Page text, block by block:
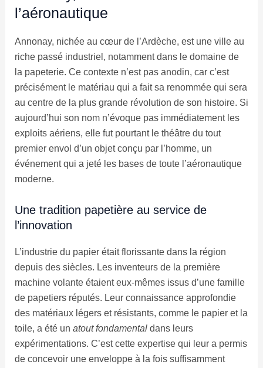
l’aéronautique
Annonay, nichée au cœur de l’Ardèche, est une ville au
riche passé industriel, notamment dans le domaine de
la papeterie. Ce contexte n’est pas anodin, car c’est
précisément le matériau qui a fait sa renommée qui sera
au centre de la plus grande révolution de son histoire. Si
aujourd’hui son nom n’évoque pas immédiatement les
exploits aériens, elle fut pourtant le théâtre du tout
premier envol d’un objet conçu par l’homme, un
événement qui a jeté les bases de toute l’aéronautique
moderne.
Une tradition papetière au service de
l’innovation
L’industrie du papier était florissante dans la région
depuis des siècles. Les inventeurs de la première
machine volante étaient eux-mêmes issus d’une famille
de papetiers réputés. Leur connaissance approfondie
des matériaux légers et résistants, comme le papier et la
toile, a été un atout fondamentaldans leurs
expérimentations. C’est cette expertise qui leur a permis
de concevoir une enveloppe à la fois suffisamment